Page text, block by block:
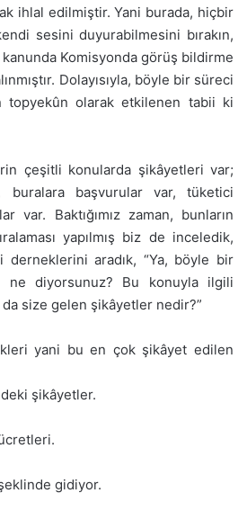
ihlal edilmiştir. Yani burada, hiçbir
sesini duyurabilmesini bırakın,
Komisyonda görüş bildirme
Dolayısıyla, böyle bir süreci
topyekûn olarak etkilenen tabii ki
çeşitli konularda şikâyetleri var;
buralara başvurular var, tüketici
var. Baktığımız zaman, bunların
yapılmış biz de inceledik,
derneklerini aradık, “Ya, böyle bir
diyorsunuz? Bu konuyla ilgili
da size gelen şikâyetler nedir?”
yani bu en çok şikâyet edilen
şikâyetler.
gidiyor.